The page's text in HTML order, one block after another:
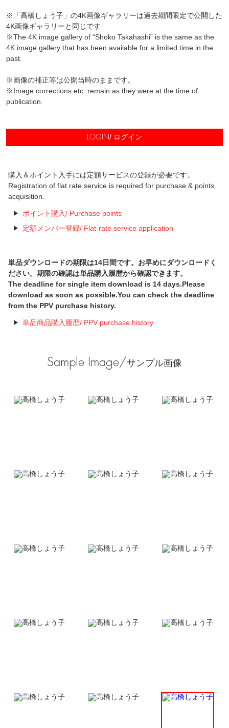
※「高橋しょう子」の4K画像ギャラリーは過去期間限定で公開した
4K画像ギャラリーと同じです
※The 4K image gallery of “Shoko Takahashi” is the same as the
4K image gallery that has been available for a limited time in the
past.
※画像の補正等は公開当時のままです。
※Image corrections etc. remain as they were at the time of
publication.
LOGIN/ ログイン
購入＆ポイント入手には定額サービスの登録が必要です。
Registration of flat rate service is required for purchase & points
acquisition.
ポイント購入/ Purchase points
定額メンバー登録/ Flat-rate service application
単品ダウンロードの期限は14日間です。お早めにダウンロードく
ださい。期限の確認は単品購入履歴から確認できます。
The deadline for single item download is 14 days.Please
download as soon as possible.You can check the deadline
from the PPV purchase history.
単品商品購入履歴/ PPV purchase history
Sample Image/サンプル画像